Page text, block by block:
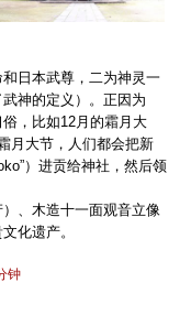
日本武尊，二为神灵一
神的定义）。正因为
，比如12月的霜月大
月大节，人们都会把新
）进贡给神社，然后领
、木造十一面观音立像
化遗产。
钟